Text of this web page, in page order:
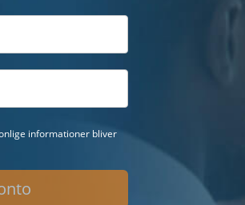
informationer bliver